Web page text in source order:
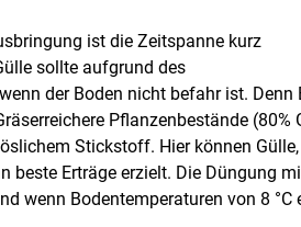
ist die Zeitspanne kurz
sollte aufgrund des
der Boden nicht befahr ist. Denn
Pflanzenbestände (80%
Stickstoff. Hier können
beste Erträge erzielt. Die Düngung
wenn Bodentemperaturen von 8 °C